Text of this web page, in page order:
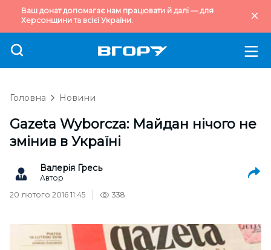
Ваш донат допомагає нам працювати й далі — для
Херсонщини та всієї України.
Головна Новини
Gazeta Wyborcza: Майдан нічого не
змінив в Україні
Валерія Гресь
Автор
20 лютого 2016 11:45
338